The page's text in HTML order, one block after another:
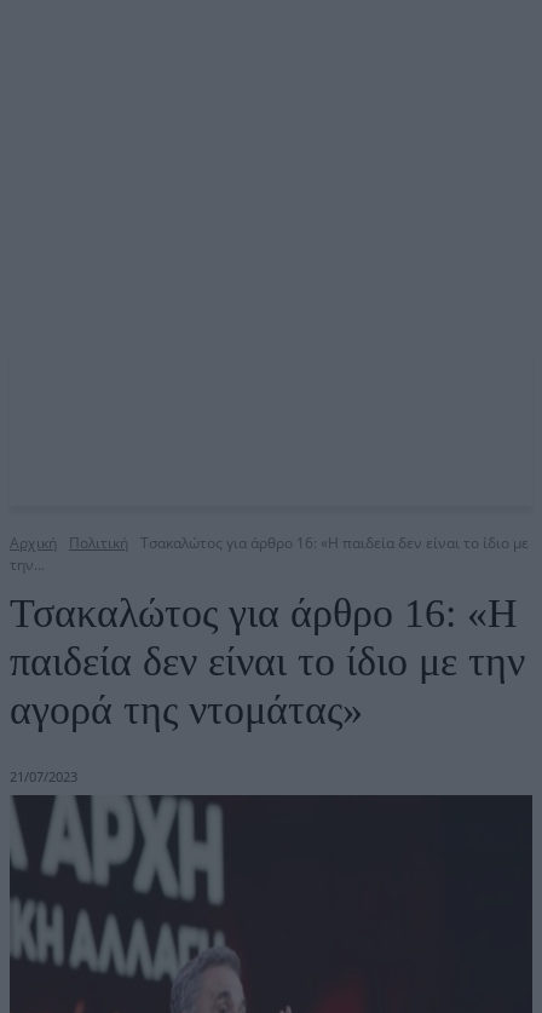
Αρχική Πολιτική
Τσακαλώτος για άρθρο 16: «Η παιδεία δεν είναι το ίδιο με
την...
Τσακαλώτος για άρθρο 16: «Η
παιδεία δεν είναι το ίδιο με την
αγορά της ντομάτας»
21/07/2023